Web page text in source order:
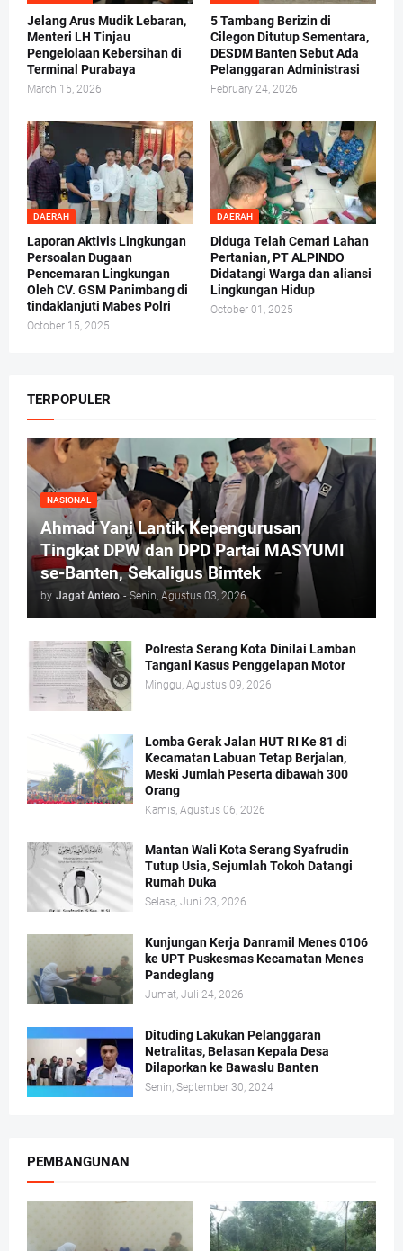
Jelang Arus Mudik Lebaran,
Menteri LH Tinjau
Pengelolaan Kebersihan di
Terminal Purabaya
March 15, 2026
5 Tambang Berizin di
Cilegon Ditutup Sementara,
DESDM Banten Sebut Ada
Pelanggaran Administrasi
February 24, 2026
DAERAH
Laporan Aktivis Lingkungan
Persoalan Dugaan
Pencemaran Lingkungan
Oleh CV. GSM Panimbang di
tindaklanjuti Mabes Polri
October 15, 2025
DAERAH
Diduga Telah Cemari Lahan
Pertanian, PT ALPINDO
Didatangi Warga dan aliansi
Lingkungan Hidup
October 01, 2025
TERPOPULER
NASIONAL
Ahmad Yani Lantik Kepengurusan
Tingkat DPW dan DPD Partai MASYUMI
se-Banten, Sekaligus Bimtek
by Jagat Antero - Senin, Agustus 03, 2026
Polresta Serang Kota Dinilai Lamban
Tangani Kasus Penggelapan Motor
Minggu, Agustus 09, 2026
Lomba Gerak Jalan HUT RI Ke 81 di
Kecamatan Labuan Tetap Berjalan,
Meski Jumlah Peserta dibawah 300
Orang
Kamis, Agustus 06, 2026
Mantan Wali Kota Serang Syafrudin
Tutup Usia, Sejumlah Tokoh Datangi
Rumah Duka
Selasa, Juni 23, 2026
Kunjungan Kerja Danramil Menes 0106
ke UPT Puskesmas Kecamatan Menes
Pandeglang
Jumat, Juli 24, 2026
Dituding Lakukan Pelanggaran
Netralitas, Belasan Kepala Desa
Dilaporkan ke Bawaslu Banten
Senin, September 30, 2024
PEMBANGUNAN